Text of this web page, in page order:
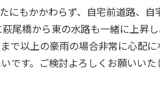
にもかかわらず、自宅前道路、自
尾橋から東の水路も一緒に上昇
で以上の豪雨の場合非常に心配に
です。ご検討よろしくお願いいた